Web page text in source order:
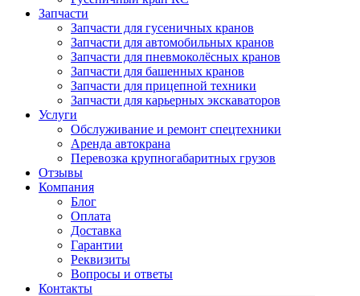
Запчасти
Запчасти для гусеничных кранов
Запчасти для автомобильных кранов
Запчасти для пневмоколёсных кранов
Запчасти для башенных кранов
Запчасти для прицепной техники
Запчасти для карьерных экскаваторов
Услуги
Обслуживание и ремонт спецтехники
Аренда автокрана
Перевозка крупногабаритных грузов
Отзывы
Компания
Блог
Оплата
Доставка
Гарантии
Реквизиты
Вопросы и ответы
Контакты